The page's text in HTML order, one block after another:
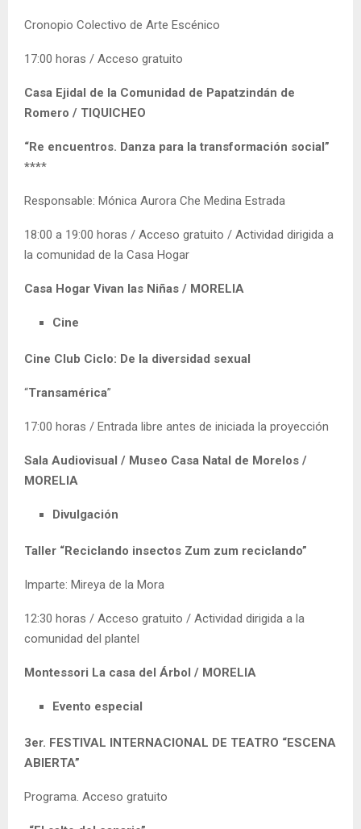
Cronopio Colectivo de Arte Escénico
17:00 horas / Acceso gratuito
Casa Ejidal de la Comunidad de Papatzindán de
Romero / TIQUICHEO
“Re encuentros. Danza para la transformación social”
****
Responsable: Mónica Aurora Che Medina Estrada
18:00 a 19:00 horas / Acceso gratuito / Actividad dirigida a
la comunidad de la Casa Hogar
Casa Hogar Vivan las Niñas / MORELIA
Cine
Cine Club Ciclo: De la diversidad sexual
“Transamérica”
17:00 horas / Entrada libre antes de iniciada la proyección
Sala Audiovisual / Museo Casa Natal de Morelos /
MORELIA
Divulgación
Taller “Reciclando insectos Zum zum reciclando”
Imparte: Mireya de la Mora
12:30 horas / Acceso gratuito / Actividad dirigida a la
comunidad del plantel
Montessori La casa del Árbol / MORELIA
Evento especial
3er. FESTIVAL INTERNACIONAL DE TEATRO “ESCENA
ABIERTA”
Programa. Acceso gratuito